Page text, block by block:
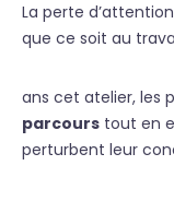
La perte
que ce soit au
ans cet atelier, les
parcours tout en
perturbent leur